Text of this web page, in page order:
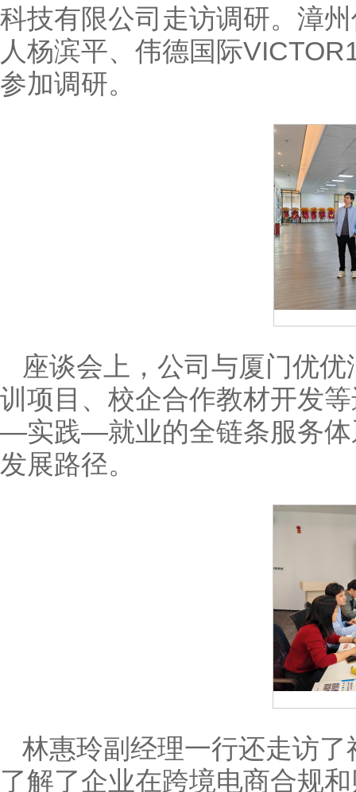
科技有限公司走访调研。漳
人杨滨平、伟德国际
参加调研。
座谈会上，公司与厦门优
训项目、校企合作教材开发
—实践—就业的全链条服务体
发展路径。
林惠玲副经理一行还走访
了解了企业在跨境电商合规